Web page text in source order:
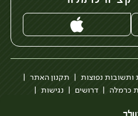
נפוצות
תקנון האתר
כרמלה דרושים
נגישות